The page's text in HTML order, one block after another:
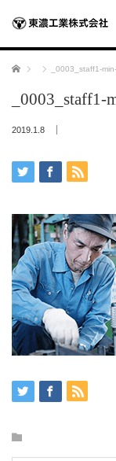
ホーム _0003_staff1-
_0003_staff1-
2019.1.8